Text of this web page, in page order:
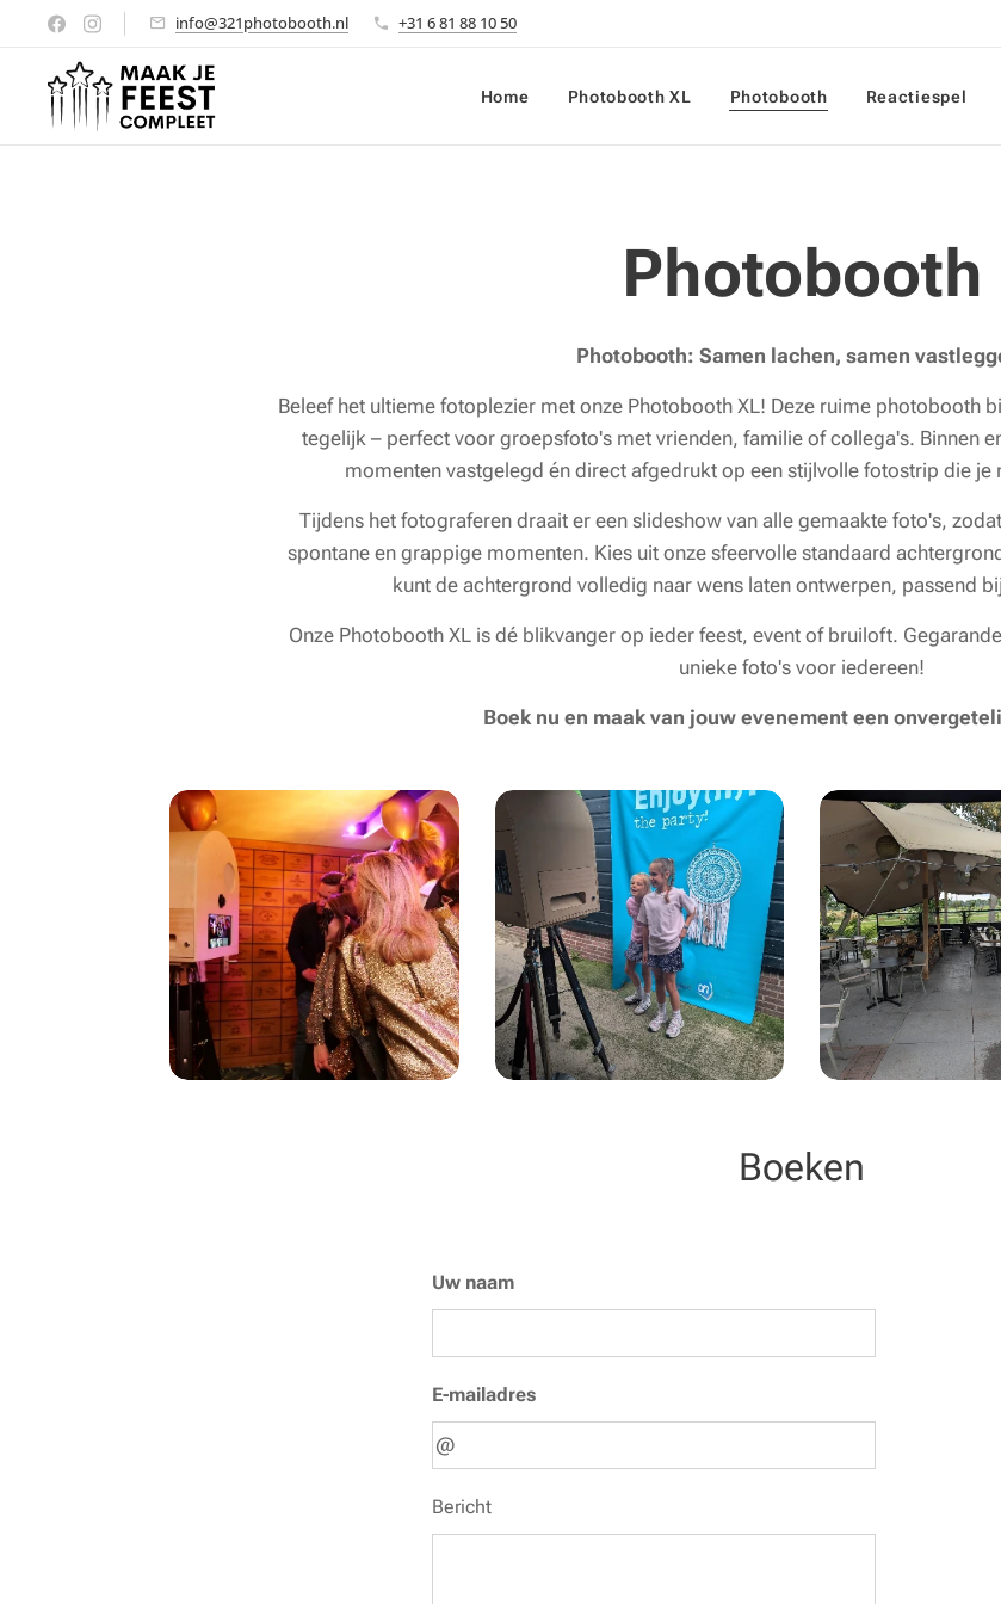
info@321photobooth.nl +31 6 81 88 10 50
Home Photobooth XL Photobooth Reactiespel
Photobooth
Photobooth: Samen lachen, samen
Beleef het ultieme fotoplezier met onze Photobooth XL! Deze ruime photobooth
tegelijk – perfect voor groepsfoto's met vrienden, familie of collega's. Binnen
momenten vastgelegd én direct afgedrukt op een stijlvolle fotostrip die je
Tijdens het fotograferen draait er een slideshow van alle gemaakte foto's,
spontane en grappige momenten. Kies uit onze sfeervolle standaard
kunt de achtergrond volledig naar wens laten ontwerpen, passend
Onze Photobooth XL is dé blikvanger op ieder feest, event of bruiloft.
unieke foto's voor iedereen!
Boek nu en maak van jouw evenement een
Boeken
Uw naam
E-mailadres
Bericht